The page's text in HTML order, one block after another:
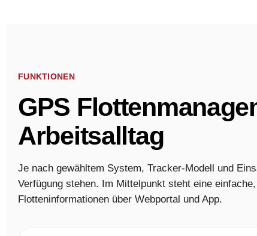
FUNKTIONEN
GPS
Arbeitsalltag
Je nach gewähltem System, Tracker-Modell und
Verfügung stehen. Im Mittelpunkt steht eine
Flotteninformationen über Webportal und App.